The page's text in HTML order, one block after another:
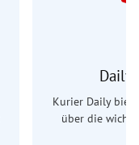
Daily
Kurier Daily
über die